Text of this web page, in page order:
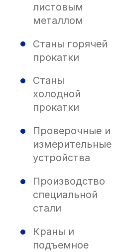
листовым
металлом
Станы горячей
прокатки
Станы
холодной
прокатки
Проверочные и
измерительные
устройства
Производство
специальной
стали
Краны и
подъемное